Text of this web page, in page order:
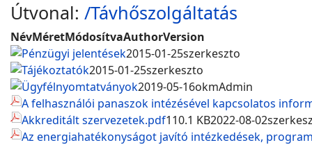
Útvonal: /Távhőszolgáltatás
NévMéretMódosítvaAuthorVersion
Pénzügyi jelentések2015-01-25szerkeszto
Tájékoztatók2015-01-25szerkeszto
Ügyfélnyomtatványok2019-05-16okmAdmin
A felhasználói panaszok intézésével kapcsolatos
Akkreditált szervezetek.pdf110.1 KB2022-08-02
Az energiahatékonyságot javító intézkedések,